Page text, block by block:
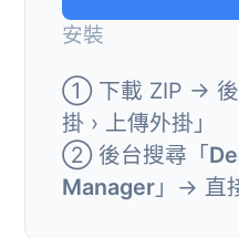
安裝
① 下載 ZIP → 後
掛 › 上傳外掛」
② 後台搜尋「
Manager 」→ 直